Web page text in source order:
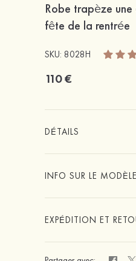
Robe trapèze
fête de la rentrée
SKU: 8028H
110 €
DÉTAILS
INFO SUR LE MODÈLE
EXPÉDITION ET